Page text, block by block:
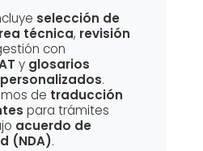
selección de
técnica, revisión
con
y glosarios
.
de traducción
para trámites
acuerdo de
(NDA).